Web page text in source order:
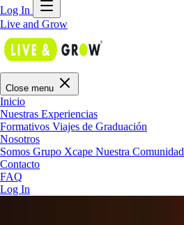
Log In
Live and Grow
Close menu
Inicio
Nuestras Experiencias
Formativos Viajes de Graduación
Nosotros
Somos Grupo Xcape Nuestra Comunidad
Contacto
FAQ
Log In